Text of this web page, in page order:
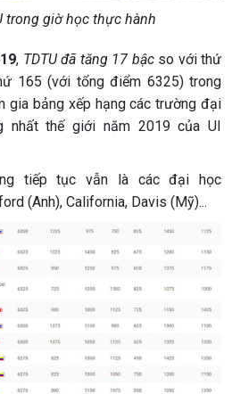
trong giờ học thực hành
, TDTU đã tăng 17 bậcso với thứ
165 (với tổng điểm 6325) trong
gia bảng xếp hạng các trường đại
nhất thế giới năm 2019 của UI
tiếp tục vẫn là các đại học
(Anh), California, Davis (Mỹ)...